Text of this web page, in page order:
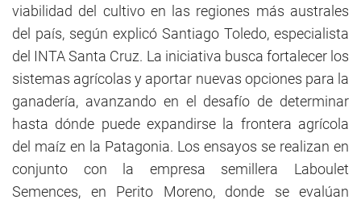
viabilidad del cultivo en las regiones más australes
del país, según explicó Santiago Toledo, especialista
del INTA Santa Cruz. La iniciativa busca fortalecer los
sistemas agrícolas y aportar nuevas opciones para la
ganadería, avanzando en el desafío de determinar
hasta dónde puede expandirse la frontera agrícola
del maíz en la Patagonia. Los ensayos se realizan en
conjunto con la empresa semillera Laboulet
Semences, en Perito Moreno, donde se evalúan